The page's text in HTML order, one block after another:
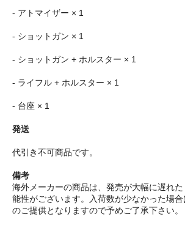
- アトマイザー × 1
- ショットガン × 1
- ショットガン + ホルスター × 1
- ライフル + ホルスター × 1
- 台座 × 1
発送
代引き不可商品です。
備考
海外メーカーの商品は、発売が大幅に遅れ
能性がございます。入荷数が少なかった場
のご提供となりますので予めご了承下さい。